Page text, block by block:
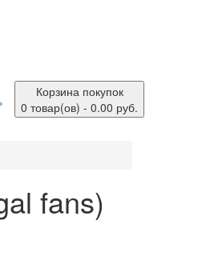
Корзина покупок
0 товар(ов) - 0.00 руб.
fans)